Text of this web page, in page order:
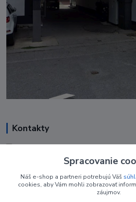
Kontakty
+421 948 050 205
nechtovyobchodik@gmail.com
Spracovanie
Náš e-shop a partneri potrebujú Váš
cookies, aby Vám mohli zobrazovať
záujmov.